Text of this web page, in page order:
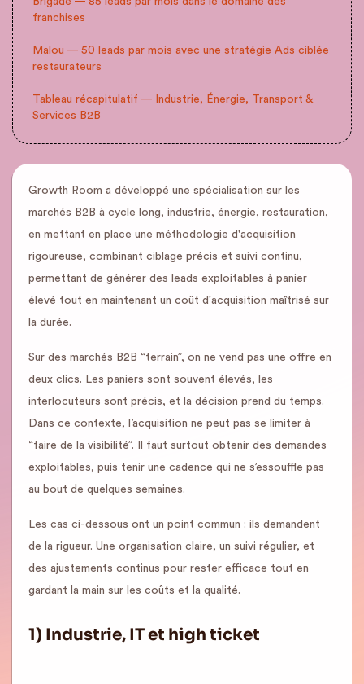
franchises
Malou — 50 leads par mois avec une stratégie Ads ciblée
restaurateurs
Tableau récapitulatif — Industrie, Énergie, Transport &
Services B2B
Growth Room a développé une spécialisation sur les
marchés B2B à cycle long, industrie, énergie, restauration,
en mettant en place une méthodologie d'acquisition
rigoureuse, combinant ciblage précis et suivi continu,
permettant de générer des leads exploitables à panier
élevé tout en maintenant un coût d'acquisition maîtrisé sur
la durée.
Sur des marchés B2B “terrain”, on ne vend pas une offre en
deux clics. Les paniers sont souvent élevés, les
interlocuteurs sont précis, et la décision prend du temps.
Dans ce contexte, l’acquisition ne peut pas se limiter à
“faire de la visibilité”. Il faut surtout obtenir des demandes
exploitables, puis tenir une cadence qui ne s’essouffle pas
au bout de quelques semaines.
Les cas ci-dessous ont un point commun : ils demandent
de la rigueur. Une organisation claire, un suivi régulier, et
des ajustements continus pour rester efficace tout en
gardant la main sur les coûts et la qualité.
1) Industrie, IT et high ticket